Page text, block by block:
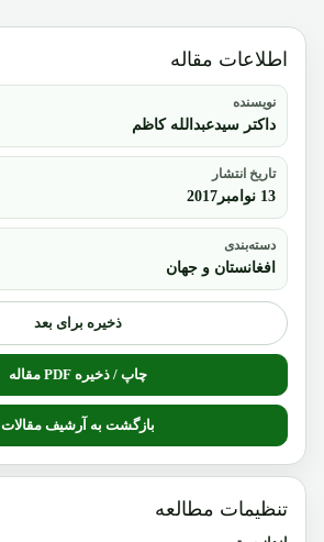
اطلاعات مقاله
نویسنده
داکتر سیدعبدالله کاظم
تاریخ انتشار
13 نوامبر2017
دسته‌بندی
افغانستان و جهان
ذخیره برای بعد
چاپ / ذخیره PDF مقاله
بازگشت به آرشیف مقالات
تنظیمات مطالعه